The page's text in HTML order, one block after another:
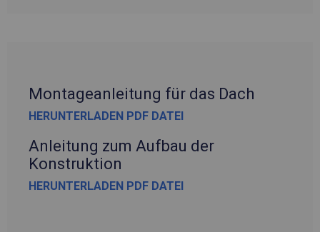
Montageanleitung für das Dach
HERUNTERLADEN PDF DATEI
Anleitung zum Aufbau der
Konstruktion
HERUNTERLADEN PDF DATEI